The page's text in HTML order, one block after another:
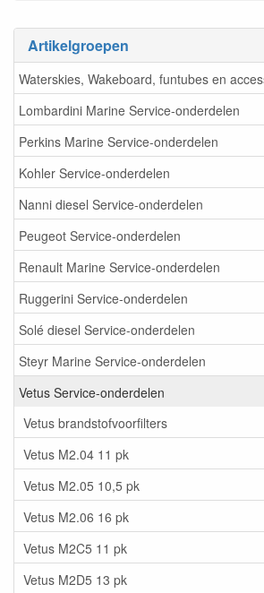
Artikelgroepen
Waterskies, Wakeboard, funtubes en
Lombardini Marine Service-onderdelen
Perkins Marine Service-onderdelen
Kohler Service-onderdelen
Nanni diesel Service-onderdelen
Peugeot Service-onderdelen
Renault Marine Service-onderdelen
Ruggerini Service-onderdelen
Solé diesel Service-onderdelen
Steyr Marine Service-onderdelen
Vetus Service-onderdelen
Vetus brandstofvoorfilters
Vetus M2.04 11 pk
Vetus M2.05 10,5 pk
Vetus M2.06 16 pk
Vetus M2C5 11 pk
Vetus M2D5 13 pk